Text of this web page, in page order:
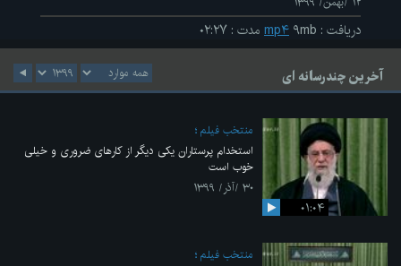
دریافت : mp۴ ۹mb مدت : ۰۲:۲۷
آخرین چندرسانه ای
۰۱:۰۴
منتخب فیلم
استخدام پرستاران یکی دیگر از کارهای ضروری و خیلی
خوب است
۳۰ /آذر/ ۱۳۹۹
منتخب فیلم